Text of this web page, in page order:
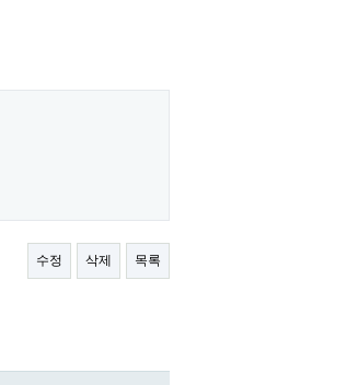
수정 삭제 목록